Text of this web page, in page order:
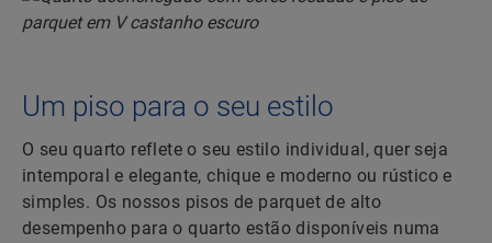
Um piso para o seu estilo
O seu quarto reflete o seu estilo individual, quer seja
intemporal e elegante, chique e moderno ou rústico e
simples. Os nossos pisos de parquet de alto
desempenho para o quarto estão disponíveis numa